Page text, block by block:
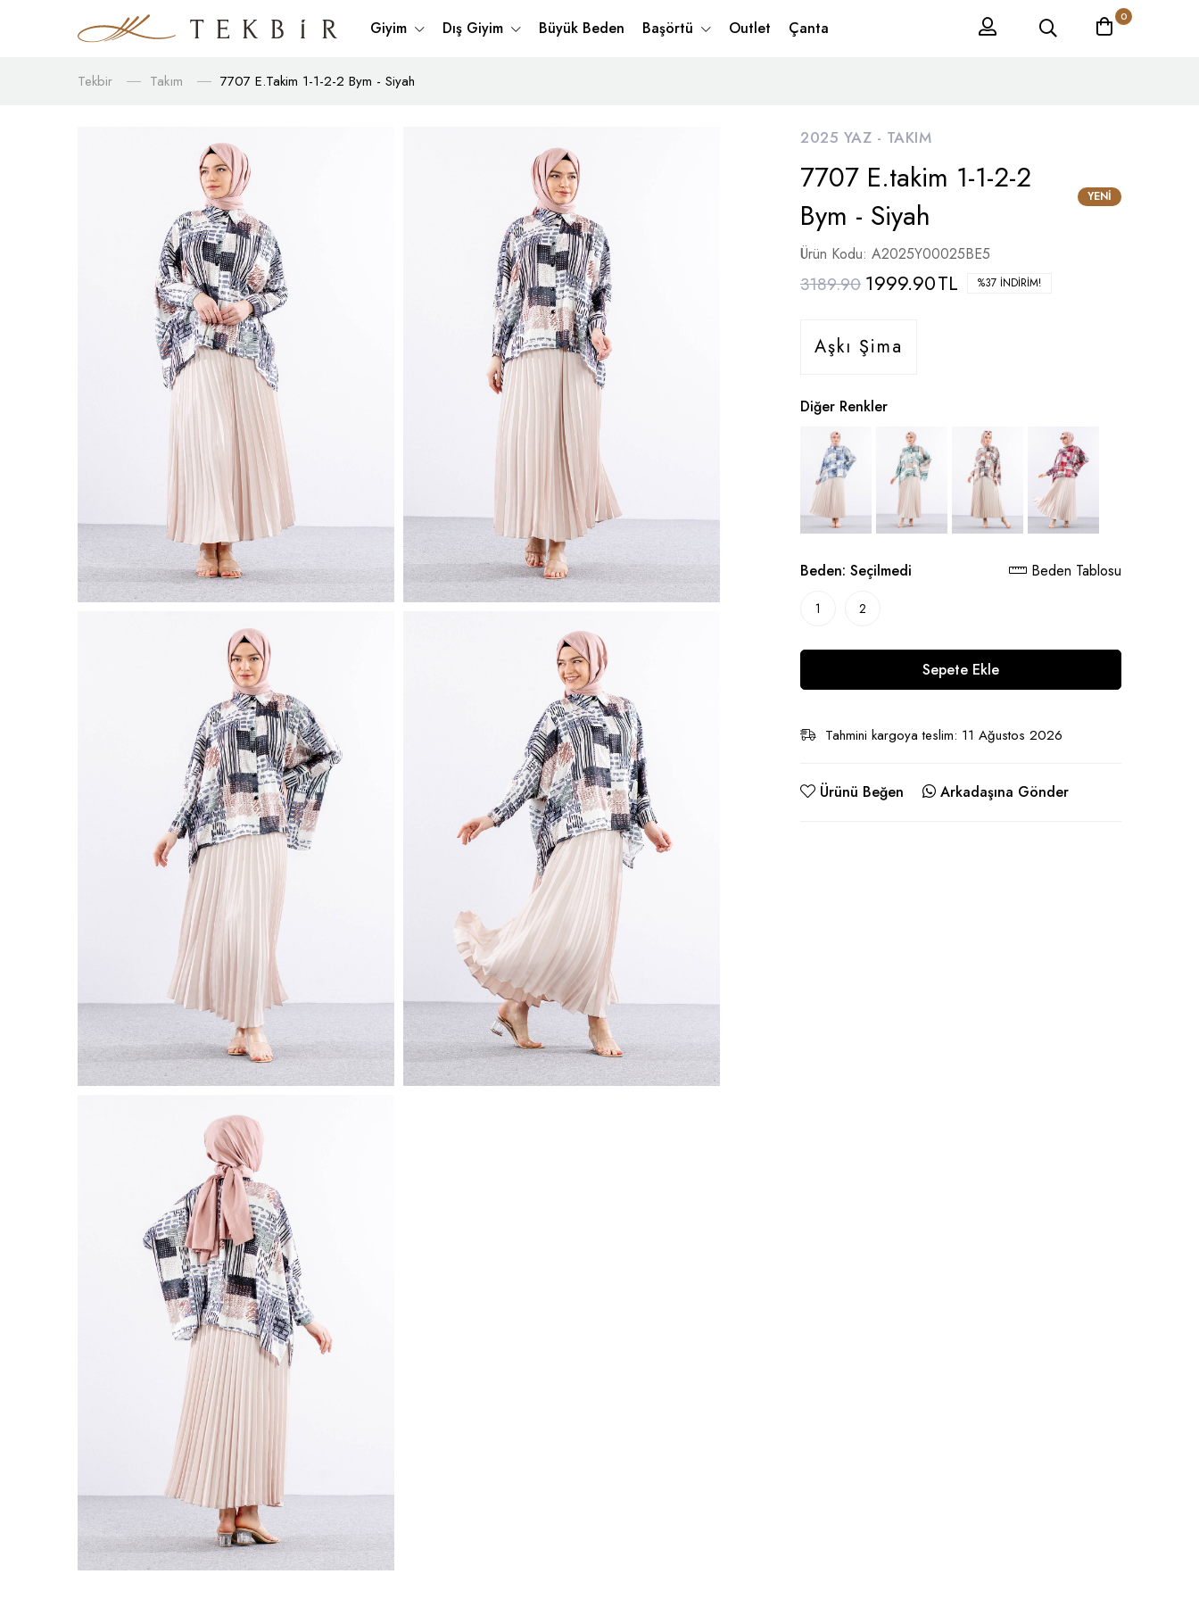
Giyim Dış Giyim Büyük Beden Başörtü Outlet Çanta
0
Tekbir Takım 7707 E.takim 1-1-2-2 Bym - Siyah
2025 YAZ - TAKIM
7707 E.takim 1-1-2-2
Bym - Siyah
YENI
Ürün Kodu: A2025Y00025BE5
3189.90 1999.90TL %37 İNDIRIM!
Aşkı Şima
Diğer Renkler
Beden: Seçilmedi Beden Tablosu
1 2
Sepete Ekle
Tahmini kargoya teslim: 11 Ağustos 2026
Ürünü Beğen Arkadaşına Gönder